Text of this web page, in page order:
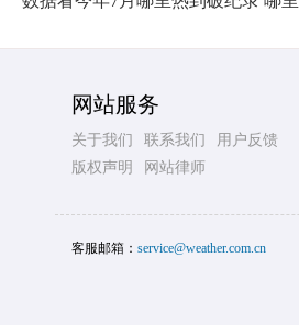
网站服务
关于我们 联系我们
用户反馈
版权声明
网站律师
客服邮箱： service@weather.com.cn